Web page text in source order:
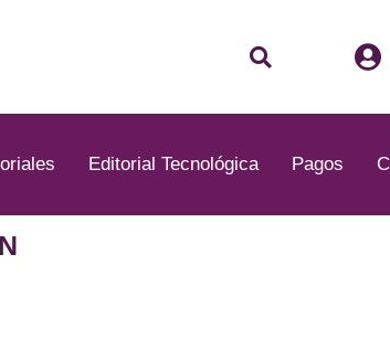
Buscar
Editorial Tecnológica Pagos